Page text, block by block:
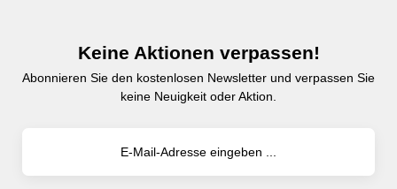
Keine Aktionen verpassen!
Abonnieren Sie den kostenlosen Newsletter und verpassen Sie
keine Neuigkeit oder Aktion.